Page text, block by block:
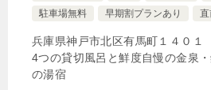
駐車場無料
早期割プランあり 直
兵庫県神戸市北区有馬町１４０１
4つの貸切風呂と鮮度自慢の金泉
の湯宿